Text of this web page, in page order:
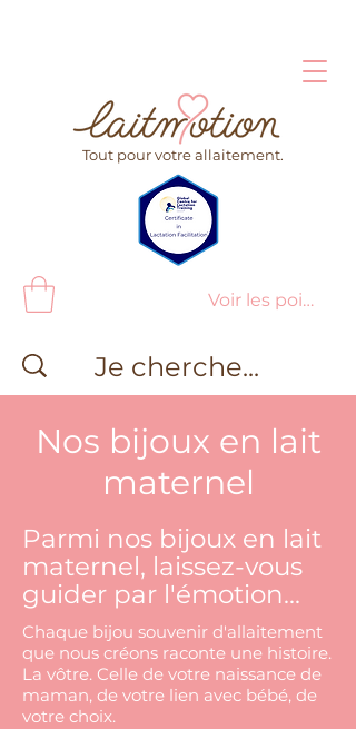
Voir les points
Tout pour votre allaitement.
Nos bijoux en lait
maternel
Parmi nos bijoux en lait
maternel, laissez-vous
guider par l'émotion...
Chaque bijou souvenir d'allaitement
que nous créons raconte une histoire.
La vôtre. Celle de votre naissance de
maman, de votre lien avec bébé, de
votre choix.